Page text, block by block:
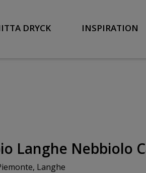
DRYCK INSPIRATION
Langhe Nebbiolo
Langhe